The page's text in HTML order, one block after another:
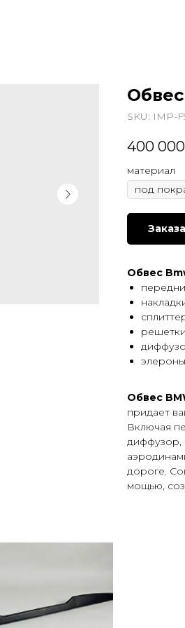
SKU: IMP-
400 000
материал
Обвес
Обвес
придает
Включая
диффузор,
дороге.
мощью,